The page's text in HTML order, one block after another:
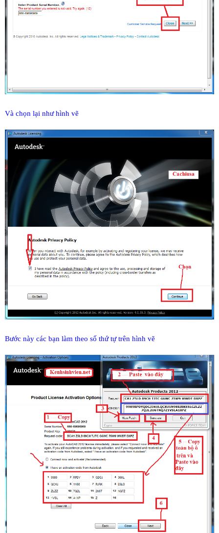
Và chọn lại như hình vẽ
Bước này các bạn làm theo số thứ tự trên hình vẽ